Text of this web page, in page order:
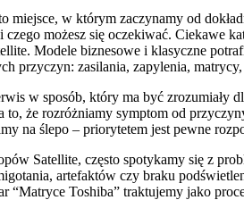
miejsce, w którym zaczynamy od
możesz się oczekiwać. Ciekawe
Modele biznesowe i klasyczne
przyczyn: zasilania, zapylenia,
w sposób, który ma być zrozumiały
to, że rozróżniamy symptom od
na ślepo – priorytetem jest pewne
Satellite, często spotykamy się z
artefaktów czy braku
“Matryce Toshiba” traktujemy jako